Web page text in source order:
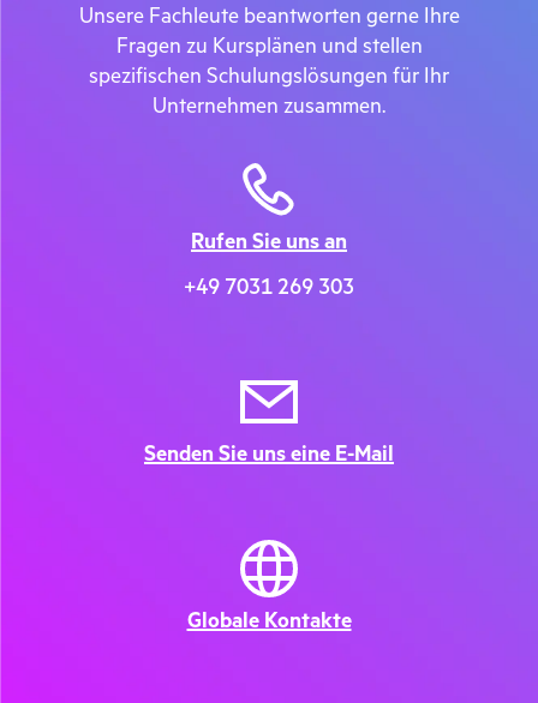
Unsere Fachleute beantworten gerne Ihre
Fragen zu Kursplänen und stellen
spezifischen Schulungslösungen für Ihr
Unternehmen zusammen.
Rufen Sie uns an
+49 7031 269 303
Senden Sie uns eine E-Mail
Globale Kontakte